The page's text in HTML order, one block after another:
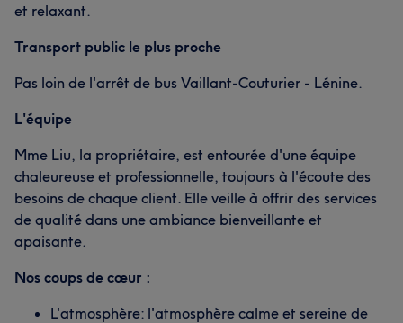
et relaxant.
Transport public le plus proche
Pas loin de l'arrêt de bus Vaillant-Couturier - Lénine.
L'équipe
Mme Liu, la propriétaire, est entourée d'une équipe
chaleureuse et professionnelle, toujours à l'écoute des
besoins de chaque client. Elle veille à offrir des services
de qualité dans une ambiance bienveillante et
apaisante.
Nos coups de cœur :
L'atmosphère: l'atmosphère calme et sereine de